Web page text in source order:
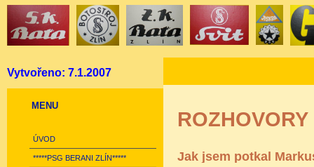
Vytvořeno: 7.1.2007
MENU
ÚVOD
*****PSG BERANI ZLÍN*****
ROZHOVORY
Jak jsem potkal